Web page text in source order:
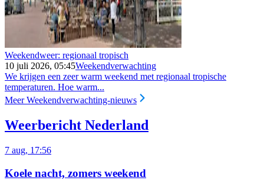
Weekendweer: regionaal tropisch
10 juli 2026, 05:45Weekendverwachting
We krijgen een zeer warm weekend met regionaal tropische
temperaturen. Hoe warm...
Meer Weekendverwachting-nieuws
Weerbericht Nederland
7 aug, 17:56
Koele nacht, zomers weekend